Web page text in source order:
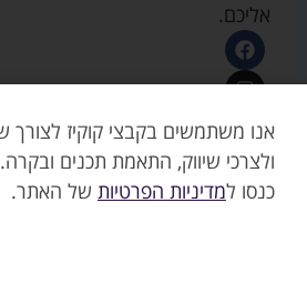
אליכם.
אנו משתמשים בקבצי קוקיז לצורך
ולצרכי שיווק, התאמת תכנים
כנסו למדיניות הפרטיות של האתר.